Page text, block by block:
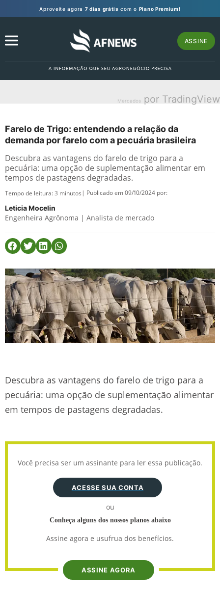
Aproveite agora 7 dias grátis com o Plano Premium!
ASSINE
Mercados por TradingView
Farelo de Trigo: entendendo a relação da
demanda por farelo com a pecuária brasileira
Descubra as vantagens do farelo de trigo para a
pecuária: uma opção de suplementação alimentar em
tempos de pastagens degradadas.
Tempo de leitura:3 minutos | Publicado em 09/10/2024 por:
Leticia Mocelin
Engenheira Agrônoma | Analista de mercado
Descubra as vantagens do farelo de trigo para a
pecuária: uma opção de suplementação alimentar
em tempos de pastagens degradadas.
Você precisa ser um assinante para ler essa publicação.
ACESSE SUA CONTA
ou
Conheça alguns dos nossos planos abaixo
Assine agora e usufrua dos benefícios.
ASSINE AGORA